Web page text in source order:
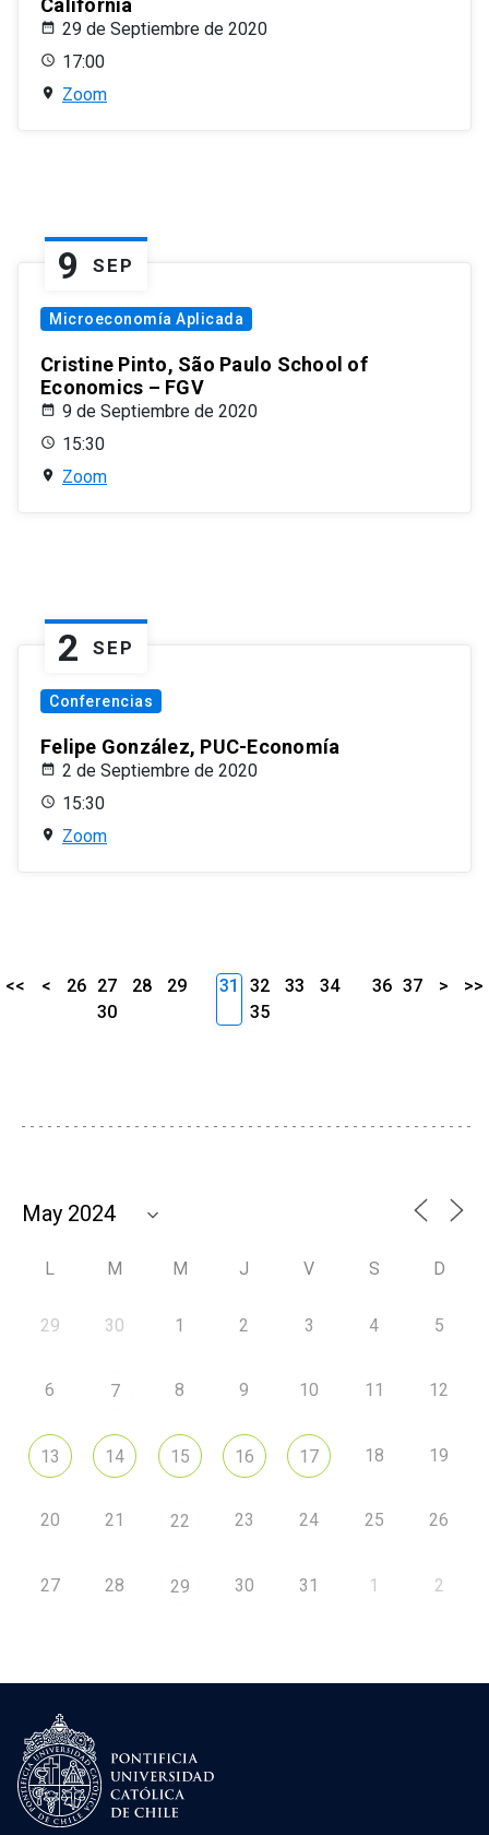
California
29 de Septiembre de 2020
17:00
Zoom
9 SEP
Microeconomía Aplicada
Cristine Pinto, São Paulo School of
Economics – FGV
9 de Septiembre de 2020
15:30
Zoom
2 SEP
Conferencias
Felipe González, PUC-Economía
2 de Septiembre de 2020
15:30
Zoom
<< < 26 27 28
29
30
31 32 33
34
35
36 37 > >>
L M M J V S D
29 30 1 2 3 4 5
6 7 8 9 10 11 12
13 14 15 16 17 18 19
20 21 22 23 24 25 26
27 28 29 30 31 1 2